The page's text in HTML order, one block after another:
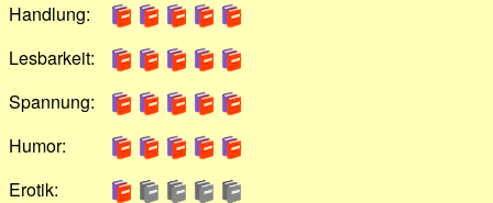
Handlung:
Lesbarkeit:
Spannung:
Humor:
Erotik: